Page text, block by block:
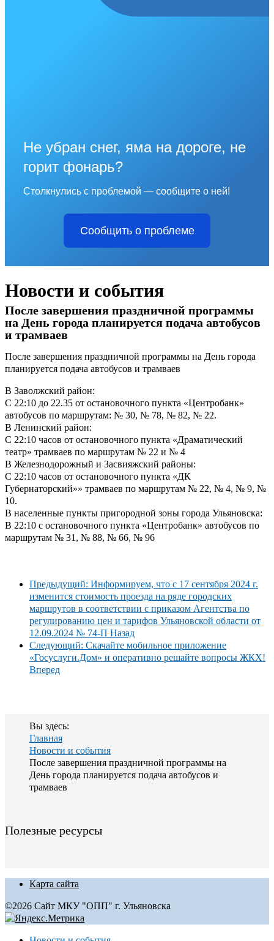
Не убран снег, яма на дороге, не
горит фонарь?
Столкнулись с проблемой — сообщите о ней!
Сообщить о проблеме
Новости и события
После завершения праздничной программы
на День города планируется подача автобусов
и трамваев
После завершения праздничной программы на День города
планируется подача автобусов и трамваев
В Заволжский район:
С 22:10 до 22.35 от остановочного пункта «Центробанк»
автобусов по маршрутам: № 30, № 78, № 82, № 22.
В Ленинский район:
С 22:10 часов от остановочного пункта «Драматический
театр» трамваев по маршрутам № 22 и № 4
В Железнодорожный и Засвияжский районы:
С 22:10 часов от остановочного пункта «ДК
Губернаторский»» трамваев по маршрутам № 22, № 4, № 9, №
10.
В населенные пункты пригородной зоны города Ульяновска:
В 22:10 с остановочного пункта «Центробанк» автобусов по
маршрутам № 31, № 88, № 66, № 96
Предыдущий: Информируем, что с 17 сентября 2024 г.
изменится стоимость проезда на ряде городских
маршрутов в соответствии с приказом Агентства по
регулированию цен и тарифов Ульяновской области от
12.09.2024 № 74-П Назад
Следующий: Скачайте мобильное приложение
«Госуслуги.Дом» и оперативно решайте вопросы ЖКХ!
Вперед
Вы здесь:
Главная
Новости и события
После завершения праздничной программы на
День города планируется подача автобусов и
трамваев
Полезные ресурсы
Карта сайта
©2026 Сайт МКУ "ОПП" г. Ульяновска